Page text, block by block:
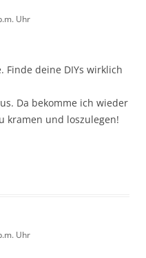
Uhr
Finde deine DIYs wirklich
Da bekomme ich wieder
kramen und loszulegen!
Uhr